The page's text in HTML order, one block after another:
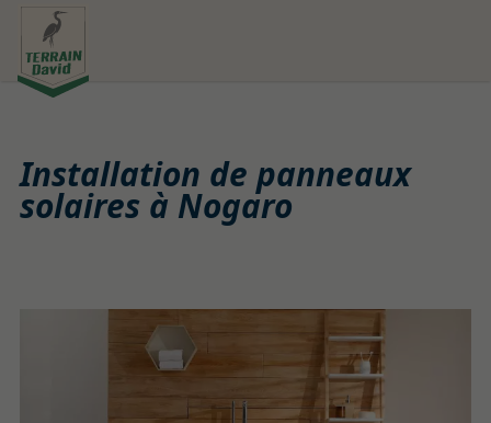
Installation de panneaux
solaires à Nogaro